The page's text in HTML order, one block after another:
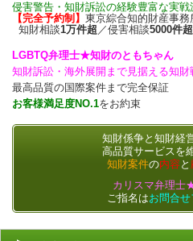
侵害警告・知財訴訟の経験豊富な実
【完全予約制】 東京綜合知的財産事務
知財相談1万件超 ／侵害相談5000件超
LGBTQ弁理士★知財のともちゃん
知財訴訟・海外展開まで見据える知財
最高品質の国際案件まで完全保証
お客様満足度NO.1をお約束
知財係争と知財経
高品質サービスを
知財案件の内容 と
カリスマ弁理士
ご指名はお問合